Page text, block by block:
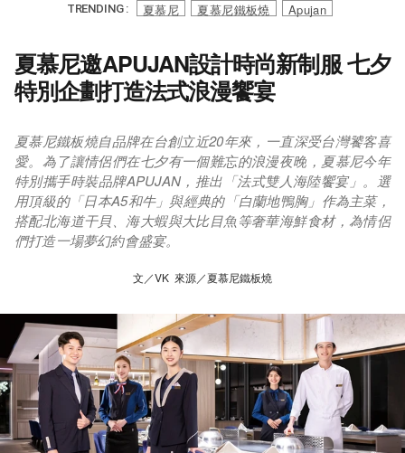
TRENDING : 夏慕尼 夏慕尼鐵板燒 Apujan
夏慕尼邀APUJAN設計時尚新制服 七夕
特別企劃打造法式浪漫饗宴
夏慕尼鐵板燒自品牌在台創立近20年來，一直深受台灣饕客喜
愛。為了讓情侶們在七夕有一個難忘的浪漫夜晚，夏慕尼今年
特別攜手時裝品牌APUJAN，推出「法式雙人海陸饗宴」。選
用頂級的「日本A5和牛」與經典的「白蘭地鴨胸」作為主菜，
搭配北海道干貝、海大蝦與大比目魚等奢華海鮮食材，為情侶
們打造一場夢幻約會盛宴。
文／VK 來源／夏慕尼鐵板燒